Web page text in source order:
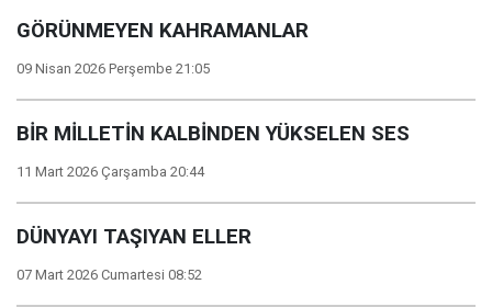
GÖRÜNMEYEN KAHRAMANLAR
09 Nisan 2026 Perşembe 21:05
BİR MİLLETİN KALBİNDEN YÜKSELEN SES
11 Mart 2026 Çarşamba 20:44
DÜNYAYI TAŞIYAN ELLER
07 Mart 2026 Cumartesi 08:52